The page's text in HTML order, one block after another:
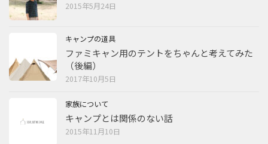
2015年5月24日
キャンプの道具
ファミキャン用のテントをちゃんと考えてみた
（後編）
2017年10月5日
家族について
キャンプとは関係のない話
2015年11月10日